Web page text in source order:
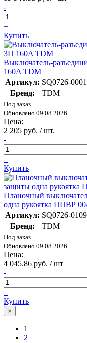
-
+
Купить
Выключатель-
160A TDM
Артикул: SQ0726-0001
Бренд:
TDM
Под заказ
Обновлено 09.08.2026
Цена:
2 205 руб. / шт.
-
+
Купить
Планочный
одна рукоятка ППВР
Артикул: SQ0726-0109
Бренд:
TDM
Под заказ
Обновлено 09.08.2026
Цена:
4 045.86 руб. / шт
-
+
Купить
×
1
2